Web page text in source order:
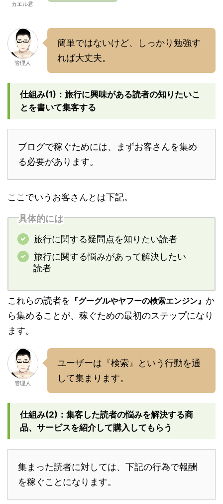
カエル君
管理人
簡単ではないけど、しっかり勉強す
れば大丈夫。
仕組み(1)：旅行に興味がある読者の知りたいこ
とを書いて集客する
ブログで稼ぐためには、まずお客さんを集め
る必要があります。
ここでいうお客さんとは下記。
具体的には
旅行に関する疑問点を知りたい読者
旅行に関する悩みがあって解決したい
読者
これらの読者を 『グーグルやヤフーの検索エンジン』 か
ら集めることが、稼ぐための最初のステップになり
ます。
管理人
ユーザーは『検索』という行動を通
して集まります。
仕組み(2)：集客した読者の悩みを解決する商
品、サービスを紹介して購入してもらう
集まった読者に対しては、下記の行為で報酬
を稼ぐことになります。